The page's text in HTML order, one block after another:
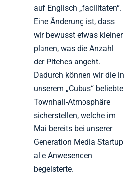
auf Englisch „facilitaten“.
Eine Änderung ist, dass
wir bewusst etwas kleiner
planen, was die Anzahl
der Pitches angeht.
Dadurch können wir die in
unserem „Cubus“ beliebte
Townhall-Atmosphäre
sicherstellen, welche im
Mai bereits bei unserer
Generation Media Startup
alle Anwesenden
begeisterte.